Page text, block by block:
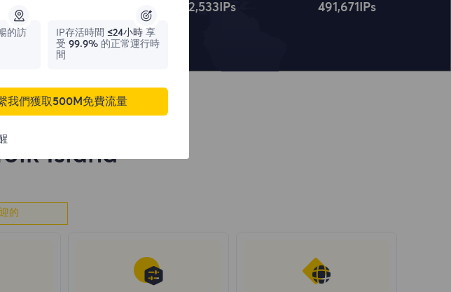
4,322,534 IPs 491,672 IPs
Island
的
的訪
IP存活時間 ≤24小時 享
受 99.9% 的正常運行時
間
我們獲取500M免費流量